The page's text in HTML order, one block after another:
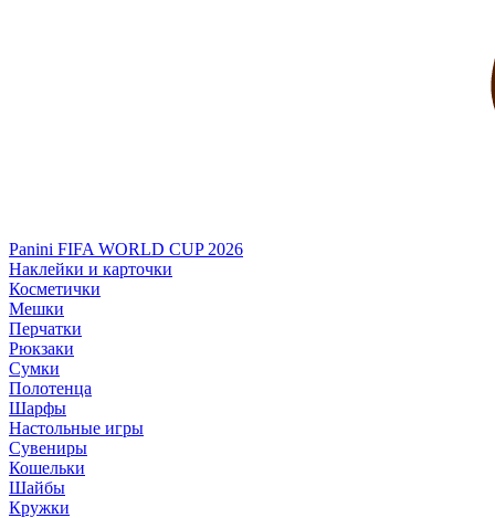
Panini FIFA WORLD CUP 2026
Наклейки и карточки
Косметички
Мешки
Перчатки
Рюкзаки
Сумки
Полотенца
Шарфы
Настольные игры
Сувениры
Кошельки
Шайбы
Кружки